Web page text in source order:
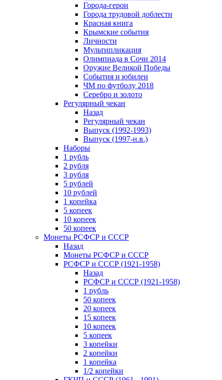
Города-герои
Города трудовой доблести
Красная книга
Крымские события
Личности
Мультипликация
Олимпиада в Сочи 2014
Оружие Великой Победы
События и юбилеи
ЧМ по футболу 2018
Серебро и золото
Регулярный чекан
Назад
Регулярный чекан
Выпуск (1992-1993)
Выпуск (1997-н.в.)
Наборы
1 рубль
2 рубля
3 рубля
5 рублей
10 рублей
1 копейка
5 копеек
10 копеек
50 копеек
Монеты РСФСР и СССР
Назад
Монеты РСФСР и СССР
РСФСР и СССР (1921-1958)
Назад
РСФСР и СССР (1921-1958)
1 рубль
50 копеек
20 копеек
15 копеек
10 копеек
5 копеек
3 копейки
2 копейки
1 копейка
1/2 копейки